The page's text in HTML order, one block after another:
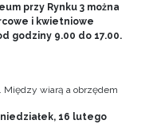
przy Rynku 3 można
i kwietniowe
godziny 9.00 do 17.00.
Między wiarą a obrzędem
16 lutego